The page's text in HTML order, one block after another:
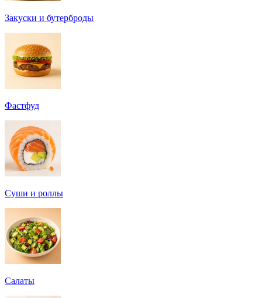
Закуски и бутерброды
Фастфуд
Суши и роллы
Салаты